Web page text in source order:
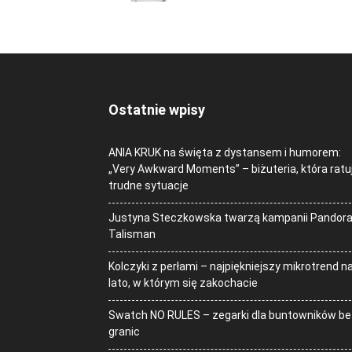
Ostatnie wpisy
ANIA KRUK na święta z dystansem i humorem:
„Very Awkward Moments” – biżuteria, która
trudne sytuacje
Justyna Steczkowska twarzą kampanii Pandora
Talisman
Kolczyki z perłami – najpiękniejszy mikrotrend
lato, w którym się zakochacie
Swatch NO RULES – zegarki dla buntowników
granic